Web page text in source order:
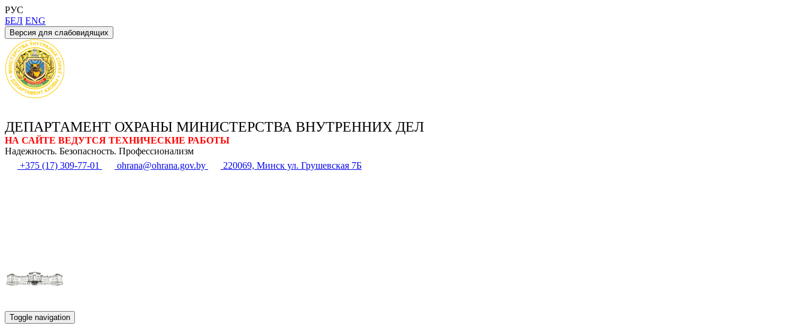
РУС
БЕЛ ENG
Версия для слабовидящих
ДЕПАРТАМЕНТ ОХРАНЫ МИНИСТЕРСТВА ВНУТРЕННИХ ДЕЛ
НА САЙТЕ ВЕДУТСЯ ТЕХНИЧЕСКИЕ РАБОТЫ
Надежность. Безопасность. Профессионализм
+375 (17) 309-77-01
ohrana@ohrana.gov.by 220069, Минск ул. Грушевская 7Б
Toggle navigation